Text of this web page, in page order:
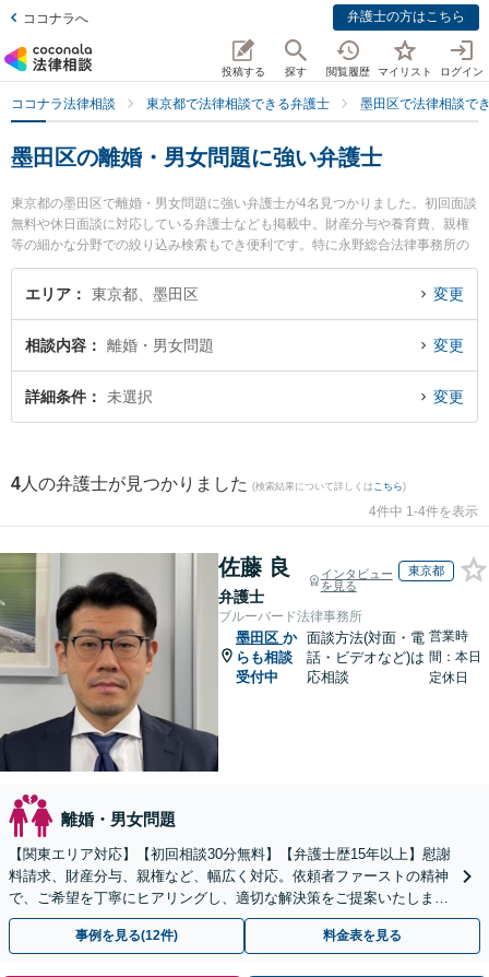
ココナラへ 弁護士の方はこちら
投稿する 探す 閲覧履歴 マイリスト ログイン
ココナラ法律相談 東京都で法律相談できる弁護士 墨田区で法律相談で
墨田区の離婚・男女問題に強い弁護士
東京都の墨田区で離婚・男女問題に強い弁護士が4名見つかりました。初回面談
無料や休日面談に対応している弁護士なども掲載中。財産分与や養育費、親権
等の細かな分野での絞り込み検索もでき便利です。特に永野総合法律事務所の
永野 達也弁護士や錦糸町法律事務所の古川 司弁護士、鈴木淳也総合法律事務所
の鈴木 淳也弁護士のプロフィール情報や弁護士費用、強みなどが注目されてい
護士を検索したい』『初回相談無料で離婚・男女問題を法律相談できる墨田区
内の弁護士に相談予約したい』などでお困りの相談者さんにおすすめです。
エリア 東京都、墨田区 変更
相談内容 離婚・男女問題 変更
詳細条件 未選択 変更
4 人の弁護士が見つかりました (検索結果について詳しくは こちら)
4件中 1-4件を表示
佐藤 良
弁護士
インタビュー
を見る
東京都
ブルーバード法律事務所
墨田区 か
らも相談
受付中
面談方法(対面・電
話・ビデオなど)は
応相談
営業時
間：本日
定休日
離婚・男女問題
【関東エリア対応】【初回相談30分無料】【弁護士歴15年以上】慰謝
料請求、財産分与、親権など、幅広く対応。依頼者ファーストの精神
で、ご希望を丁寧にヒアリングし、適切な解決策をご提案いたしま
す。まずは無料相談でお悩みをお聞かせください。
事例を見る(12件) 料金表を見る